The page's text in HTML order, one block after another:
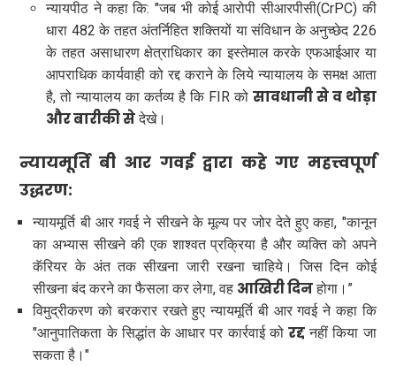
न्यायपीठ ने कहा कि: "जब भी कोई आरोपी सीआरपीसी(CrPC) की
धारा 482 के तहत अंतर्निहित शक्तियों या संविधान के अनुच्छेद 226
के तहत असाधारण क्षेत्राधिकार का इस्तेमाल करके एफआईआर या
आपराधिक कार्यवाही को रद्द कराने के लिये न्यायालय के समक्ष आता
है, तो न्यायालय का कर्तव्य है कि FIR को सावधानी से व थोड़ा
और बारीकी सेदेखे।
न्यायमूर्ति बी आर गवई द्वारा कहे गए महत्त्वपूर्ण
उद्धरण:
न्यायमूर्ति बी आर गवई ने सीखने के मूल्य पर जोर देते हुए कहा, "कानून
का अभ्यास सीखने की एक शाश्वत प्रक्रिया है और व्यक्ति को अपने
कॅरियर के अंत तक सीखना जारी रखना चाहिये। जिस दिन कोई
सीखना बंद करने का फैसला कर लेगा, वह आखिरी दिनहोगा।”
विमुद्रीकरण को बरकरार रखते हुए न्यायमूर्ति बी आर गवई ने कहा कि
"आनुपातिकता के सिद्धांत के आधार पर कार्रवाई कोरद्द नहीं किया जा
सकता है।"